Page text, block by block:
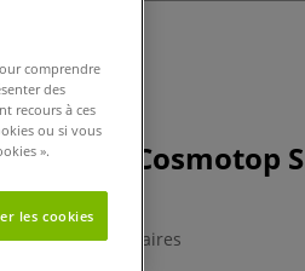
Cosmotop
0 Commentaires
comprendre
des
recours à ces
ou si vous
».
les cookies